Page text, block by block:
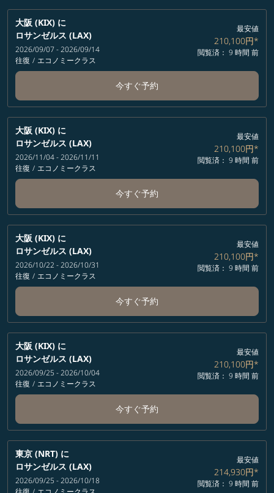
大阪 (KIX) に
ロサンゼルス (LAX)
2026/09/07 - 2026/09/14
往復 / エコノミークラス
最安値
210,100円*
閲覧済： 9 時間 前
今すぐ予約
大阪 (KIX) に
ロサンゼルス (LAX)
2026/11/04 - 2026/11/11
往復 / エコノミークラス
最安値
210,100円*
閲覧済： 9 時間 前
今すぐ予約
大阪 (KIX) に
ロサンゼルス (LAX)
2026/10/22 - 2026/10/31
往復 / エコノミークラス
最安値
210,100円*
閲覧済： 9 時間 前
今すぐ予約
大阪 (KIX) に
ロサンゼルス (LAX)
2026/09/25 - 2026/10/04
往復 / エコノミークラス
最安値
210,100円*
閲覧済： 9 時間 前
今すぐ予約
東京 (NRT) に
ロサンゼルス (LAX)
2026/09/25 - 2026/10/18
最安値
214,930円*
閲覧済： 9 時間 前